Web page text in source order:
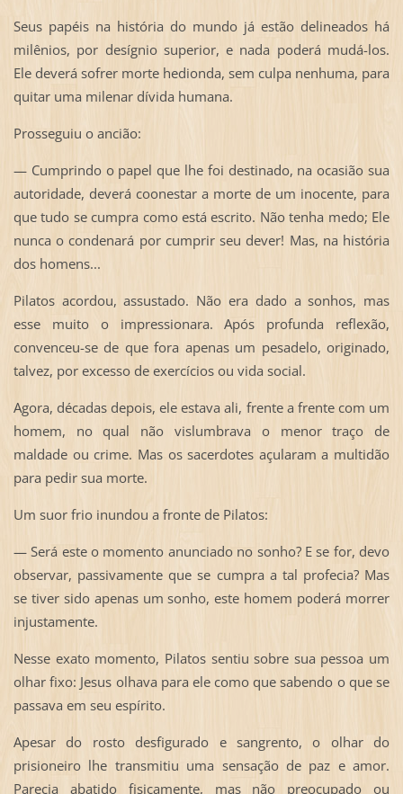
Seus papéis na história do mundo já estão delineados há
milênios, por desígnio superior, e nada poderá mudá-los.
Ele deverá sofrer morte hedionda, sem culpa nenhuma, para
quitar uma milenar dívida humana.
Prosseguiu o ancião:
— Cumprindo o papel que lhe foi destinado, na ocasião sua
autoridade, deverá coonestar a morte de um inocente, para
que tudo se cumpra como está escrito. Não tenha medo; Ele
nunca o condenará por cumprir seu dever! Mas, na história
dos homens...
Pilatos acordou, assustado. Não era dado a sonhos, mas
esse muito o impressionara. Após profunda reflexão,
convenceu-se de que fora apenas um pesadelo, originado,
talvez, por excesso de exercícios ou vida social.
Agora, décadas depois, ele estava ali, frente a frente com um
homem, no qual não vislumbrava o menor traço de
maldade ou crime. Mas os sacerdotes açularam a multidão
para pedir sua morte.
Um suor frio inundou a fronte de Pilatos:
— Será este o momento anunciado no sonho? E se for, devo
observar, passivamente que se cumpra a tal profecia? Mas
se tiver sido apenas um sonho, este homem poderá morrer
injustamente.
Nesse exato momento, Pilatos sentiu sobre sua pessoa um
olhar fixo: Jesus olhava para ele como que sabendo o que se
passava em seu espírito.
Apesar do rosto desfigurado e sangrento, o olhar do
prisioneiro lhe transmitiu uma sensação de paz e amor.
Parecia abatido fisicamente, mas não preocupado ou